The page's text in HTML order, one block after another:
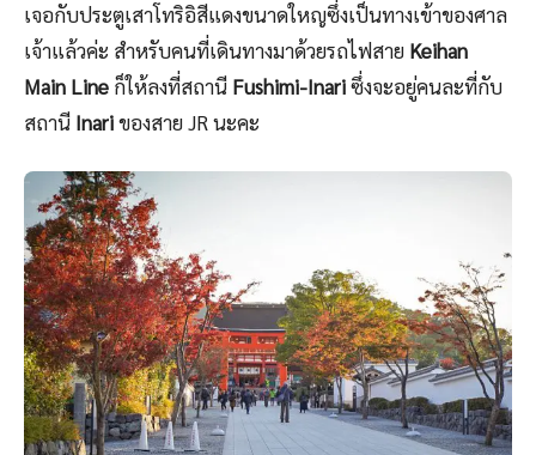
เจอกับประตูเสาโทริอิสีแดงขนาดใหญซึ่งเป็นทางเข้าของศาล
เจ้าแล้วค่ะ สำหรับคนที่เดินทางมาด้วยรถไฟสาย Keihan
Main Line ก็ให้ลงที่สถานี Fushimi-Inariซึ่งจะอยู่คนละที่กับ
สถานี Inariของสาย JR นะคะ